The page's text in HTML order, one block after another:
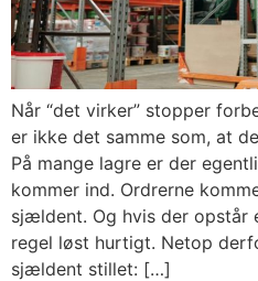
Når “det virker” stopper
er ikke det samme som, at
På mange lagre er der
kommer ind. Ordrerne
sjældent. Og hvis der opstår
regel løst hurtigt. Netop
sjældent stillet: […]